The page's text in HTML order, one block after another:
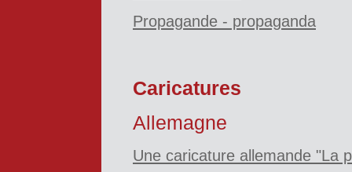
Propagande - propaganda
Caricatures
Allemagne
Une caricature allemande "La